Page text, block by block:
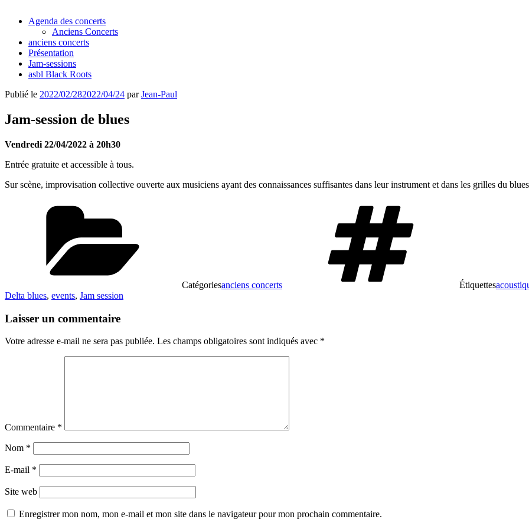
Agenda des concerts
Anciens Concerts
anciens concerts
Présentation
Jam-sessions
asbl Black Roots
Publié le 2022/02/282022/04/24 parJean-Paul
Jam-session de blues
Vendredi 22/04/2022 à 20h30
Entrée gratuite et accessible à tous.
Sur scène, improvisation collective ouverte aux musiciens ayant des connaissances suffisantes dans leur instrument et dans les grilles du
Catégoriesanciens concerts Étiquettes
Delta blues, events, Jam session
Laisser un commentaire
Votre adresse e-mail ne sera pas publiée. Les champs obligatoires sont indiqués avec *
Commentaire *
Nom *
E-mail *
Site web
Enregistrer mon nom, mon e-mail et mon site dans le navigateur pour mon prochain commentaire.